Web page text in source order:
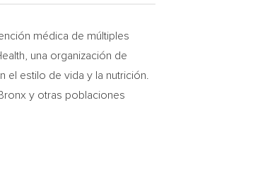
médica de múltiples
una organización de
estilo de vida y la nutrición.
y otras poblaciones